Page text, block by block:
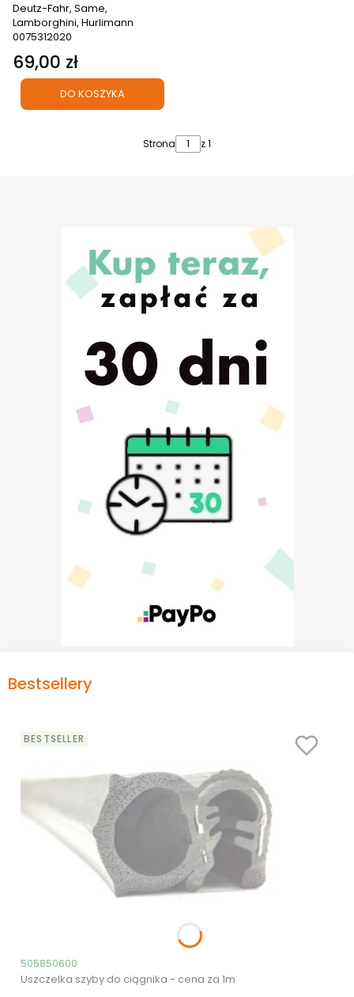
Deutz-Fahr, Same,
Lamborghini, Hurlimann
0075312020
Cena
69,00 zł
DO KOSZYKA
Strona z 1
Bestsellery
BESTSELLER
Kod produktu
505850600
Uszczelka szyby do ciągnika - cena za 1m